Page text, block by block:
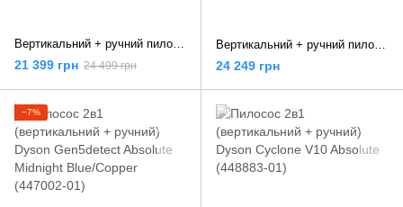
21 399 грн 24 499 грн 24 249 грн
−7%